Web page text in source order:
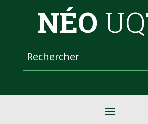
NÉO